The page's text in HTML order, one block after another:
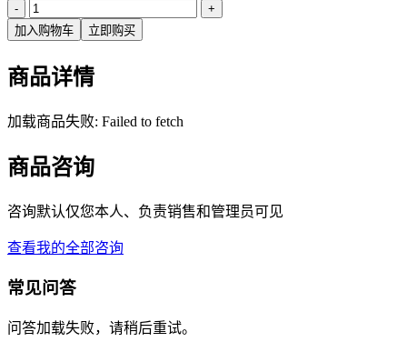
-
+
加入购物车
立即购买
商品详情
加载商品失败: Failed to fetch
商品咨询
咨询默认仅您本人、负责销售和管理员可见
查看我的全部咨询
常见问答
问答加载失败，请稍后重试。